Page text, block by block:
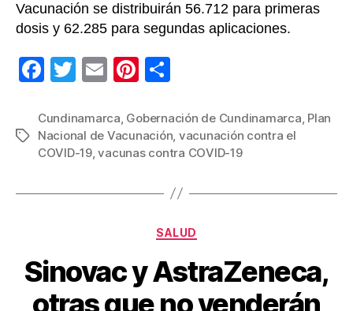
Vacunación se distribuirán 56.712 para primeras
dosis y 62.285 para segundas aplicaciones.
F
c
e
o
T
tt
er
E
ail
Pi
er
e
m
p
tir
Etiquetas
Cundinamarca, Gobernación de Cundinamarca, Plan
Nacional de Vacunación, vacunación contra el
COVID-19,vacunas contra COVID-19
Categorías
SALUD
Sinovac y AstraZeneca,